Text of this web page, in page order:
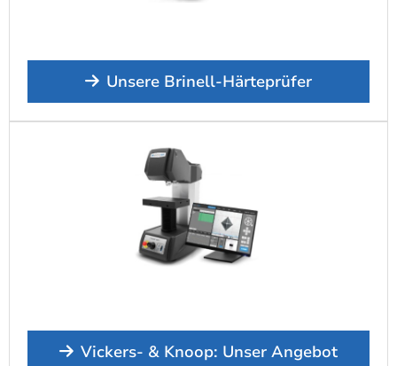
Unsere Brinell-Härteprüfer
Vickers- & Knoop: Unser Angebot